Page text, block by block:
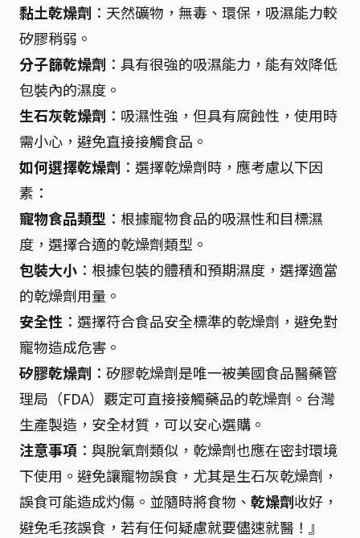
黏土乾燥劑 ：天然礦物，無毒、環保，吸濕能力較
矽膠稍弱。
分子篩乾燥劑 ：具有很強的吸濕能力，能有效降低
包裝內的濕度。
生石灰乾燥劑 ：吸濕性強，但具有腐蝕性，使用時
需小心，避免直接接觸食品。
如何選擇乾燥劑 ：選擇乾燥劑時，應考慮以下因
素：
寵物食品類型 ：根據寵物食品的吸濕性和目標濕
度，選擇合適的乾燥劑類型。
包裝大小 ：根據包裝的體積和預期濕度，選擇適當
的乾燥劑用量。
安全性 ：選擇符合食品安全標準的乾燥劑，避免對
寵物造成危害。
矽膠乾燥劑 ：矽膠乾燥劑是唯一被美國食品醫藥管
理局（FDA）覈定可直接接觸藥品的乾燥劑。台灣
生產製造，安全材質，可以安心選購。
注意事項 ：與脫氧劑類似，乾燥劑也應在密封環境
下使用。避免讓寵物誤食，尤其是生石灰乾燥劑，
誤食可能造成灼傷。並隨時將食物、 乾燥劑收好，
避免毛孩誤食，若有任何疑慮就要儘速就醫！』